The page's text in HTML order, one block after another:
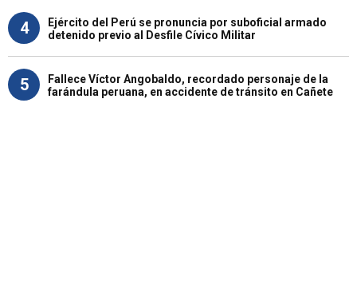
4
Ejército del Perú se pronuncia por suboficial armado
detenido previo al Desfile Cívico Militar
5
Fallece Víctor Angobaldo, recordado personaje de la
farándula peruana, en accidente de tránsito en Cañete